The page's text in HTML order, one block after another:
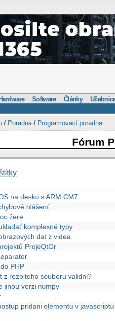
Software Články
:/ Poradna/ Programovací poradna
Fórum
na desku s ARM CM7
hlášení
žere
komplexné typy
dat z videa
ProjeQtOr
PHP
z rozbiteho souboru validni?
jinou verzi numpy
pridani elementu v javascriptu